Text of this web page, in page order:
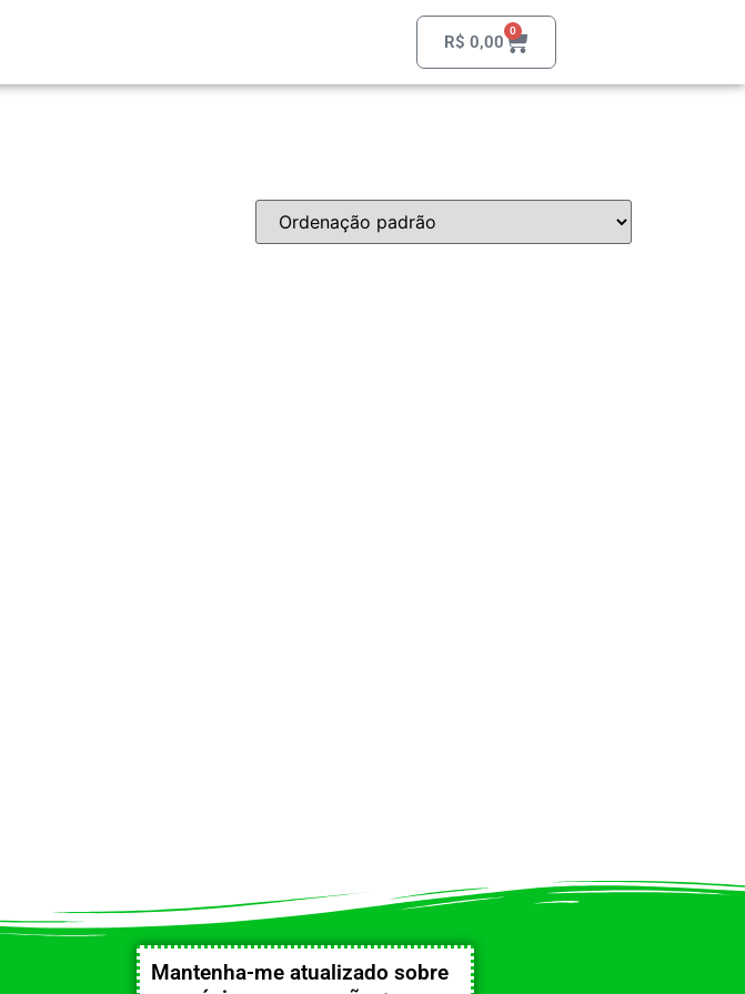
R$ 0,00
0
Mantenha-me atualizado sobre